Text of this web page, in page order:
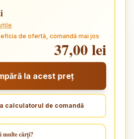
de ofertă, comandă mai jos
37,00 lei
la acest preț
calculatorul de comandă
multe cărți?